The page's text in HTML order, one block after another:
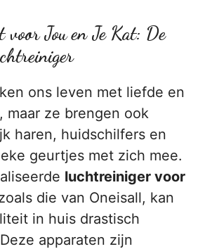
voor Jou en Je Kat: De
ons leven met liefde en
maar ze brengen ook
haren, huidschilfers en
geurtjes met zich mee.
luchtreiniger voor
die van Oneisall, kan
in huis drastisch
apparaten zijn